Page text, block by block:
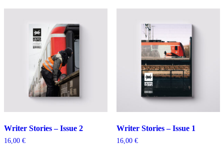
Writer Stories – Issue 2
16,00 €
Writer Stories – Issue 1
16,00 €